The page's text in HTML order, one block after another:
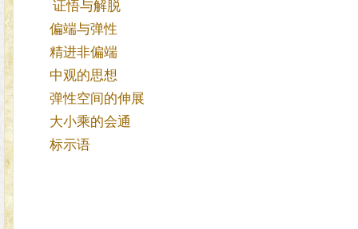
证悟与解脱
偏端与弹性
精进非偏端
中观的思想
弹性空间的伸展
大小乘的会通
标示语